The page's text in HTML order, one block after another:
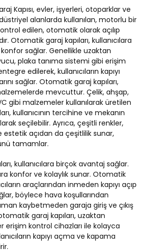
Kapısı, evler, işyerleri, otoparklar ve
alanlarda kullanılan, motorlu bir
edilen, otomatik olarak açılıp
Otomatik garaj kapıları, kullanıcılara
sağlar. Genellikle uzaktan
plaka tanıma sistemi gibi erişim
edilerek, kullanıcıların kapıyı
sağlar. Otomatik garaj kapıları,
mevcuttur. Çelik, ahşap,
gibi malzemeler kullanılarak üretilen
kullanıcının tercihine ve mekanın
seçilebilir. Ayrıca, çeşitli renkler,
estetik açıdan da çeşitlilik sunar,
tamamlar.
kullanıcılara birçok avantaj sağlar.
konfor ve kolaylık sunar. Otomatik
araçlarından inmeden kapıyı açıp
böylece hava koşullarından
kaybetmeden garaja giriş ve çıkış
garaj kapıları, uzaktan
erişim kontrol cihazları ile kolayca
kapıyı açma ve kapama